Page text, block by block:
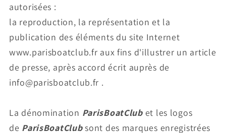
autorisées :
la reproduction, la représentation et la
publication des éléments du site Internet
www.parisboatclub.fr aux fins d'illustrer un article
de presse, après accord écrit auprès de
info@parisboatclub.fr .
La dénomination ParisBoatClubet les logos
de ParisBoatClub sont des marques enregistrées